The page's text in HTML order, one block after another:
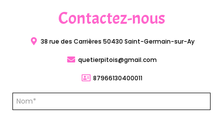
Contactez-nous
38 rue des Carrières 50430 Saint-Germain-sur-Ay
quetierpitois@gmail.com
87966130400011